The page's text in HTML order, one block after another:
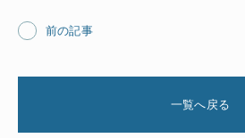
前の記事
一覧へ戻る